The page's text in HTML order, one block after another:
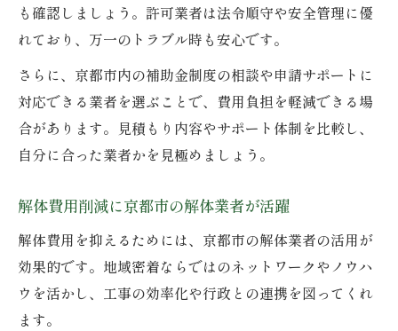
も確認しましょう。許可業者は法令順守や安全管理に優
れており、万一のトラブル時も安心です。
さらに、京都市内の補助金制度の相談や申請サポートに
対応できる業者を選ぶことで、費用負担を軽減できる場
合があります。見積もり内容やサポート体制を比較し、
自分に合った業者かを見極めましょう。
解体費用削減に京都市の解体業者が活躍
解体費用を抑えるためには、京都市の解体業者の活用が
効果的です。地域密着ならではのネットワークやノウハ
ウを活かし、工事の効率化や行政との連携を図ってくれ
ます。